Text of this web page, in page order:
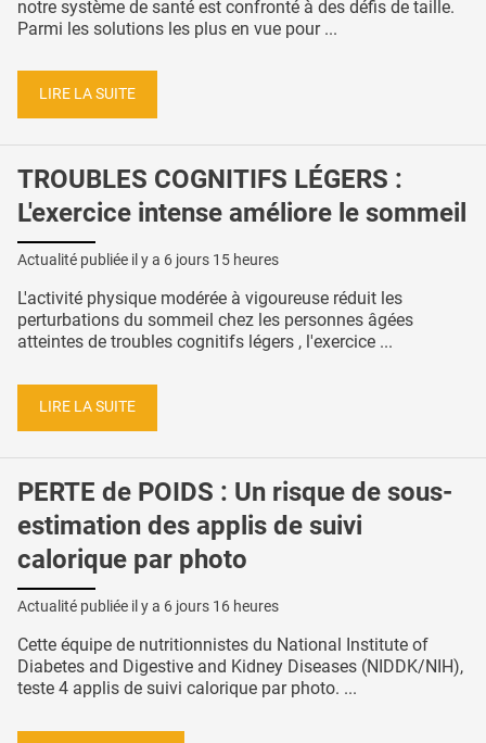
notre système de santé est confronté à des défis de taille.
Parmi les solutions les plus en vue pour ...
LIRE LA SUITE
TROUBLES COGNITIFS LÉGERS :
L'exercice intense améliore le sommeil
Actualité publiée il y a 6 jours 15 heures
L'activité physique modérée à vigoureuse réduit les
perturbations du sommeil chez les personnes âgées
atteintes de troubles cognitifs légers , l'exercice ...
LIRE LA SUITE
PERTE de POIDS : Un risque de sous-
estimation des applis de suivi
calorique par photo
Actualité publiée il y a 6 jours 16 heures
Cette équipe de nutritionnistes du National Institute of
Diabetes and Digestive and Kidney Diseases (NIDDK/NIH),
teste 4 applis de suivi calorique par photo. ...